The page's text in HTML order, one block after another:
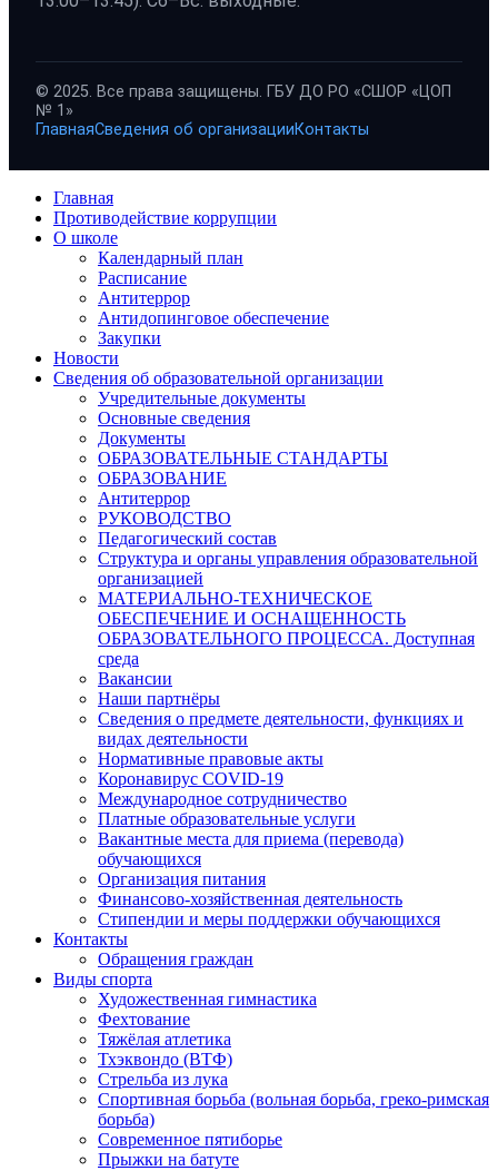
© 2025. Все права защищены. ГБУ ДО РО «СШОР «ЦОП
№ 1»
ГлавнаяСведения об организацииКонтакты
Главная
Противодействие коррупции
О школе
Календарный план
Расписание
Антитеррор
Антидопинговое обеспечение
Закупки
Новости
Сведения об образовательной организации
Учредительные документы
Основные сведения
Документы
ОБРАЗОВАТЕЛЬНЫЕ СТАНДАРТЫ
ОБРАЗОВАНИЕ
Антитеррор
РУКОВОДСТВО
Педагогический состав
Структура и органы управления образовательной
организацией
МАТЕРИАЛЬНО-ТЕХНИЧЕСКОЕ
ОБЕСПЕЧЕНИЕ И ОСНАЩЕННОСТЬ
ОБРАЗОВАТЕЛЬНОГО ПРОЦЕССА. Доступная
среда
Вакансии
Наши партнёры
Сведения о предмете деятельности, функциях и
видах деятельности
Нормативные правовые акты
Коронавирус COVID-19
Международное сотрудничество
Платные образовательные услуги
Вакантные места для приема (перевода)
обучающихся
Организация питания
Финансово-хозяйственная деятельность
Стипендии и меры поддержки обучающихся
Контакты
Обращения граждан
Виды спорта
Художественная гимнастика
Фехтование
Тяжёлая атлетика
Тхэквондо (ВТФ)
Стрельба из лука
Спортивная борьба (вольная борьба, греко-римская
борьба)
Современное пятиборье
Прыжки на батуте